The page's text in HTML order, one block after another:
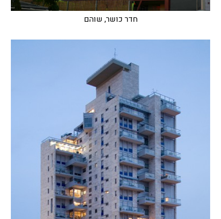
חדר כושר, שוהם